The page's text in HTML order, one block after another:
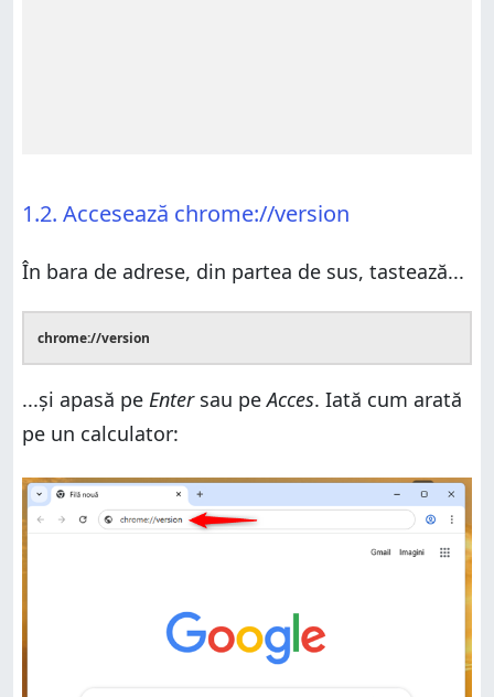
1.2. Accesează chrome://version
În bara de adrese, din partea de sus, tastează...
chrome://version
...și apasă pe Enter sau peAcces. Iată cum arată
pe un calculator: